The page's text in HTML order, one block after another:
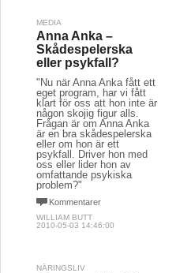
MEDIA
Anna Anka –
Skådespelerska
eller psykfall?
"Nu när Anna Anka fått ett
eget program, har vi fått
klart för oss att hon inte är
någon skojig figur alls.
Frågan är om Anna Anka
är en bra skådespelerska
eller om hon är ett
psykfall. Driver hon med
oss eller lider hon av
omfattande psykiska
problem?"
Kommentarer
WILLIAM BUTT
2010-05-03 14:46:00
NÄRINGSLIV